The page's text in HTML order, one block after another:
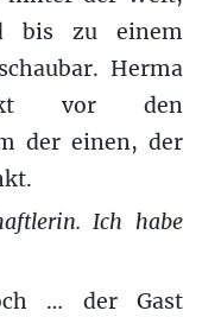
bis zu einem
Herma
vor den
der einen, der
Ich habe
… der Gast